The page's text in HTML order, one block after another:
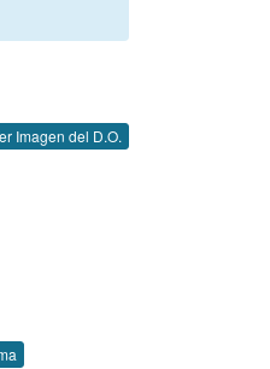
Imagen del D.O.